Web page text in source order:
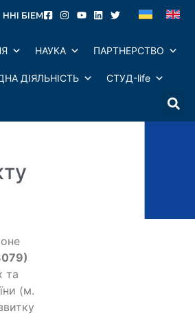
ННІ БІЕМ
НАУКА ПАРТНЕРСТВО
ДІЯЛЬНІСТЬ СТУД-life
та
(м.